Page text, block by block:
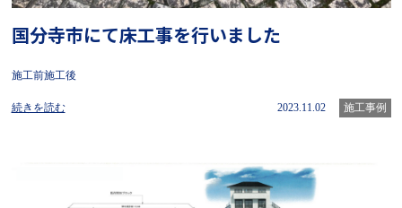
国分寺市にて床工事を行いました
施工前施工後
続きを読む 2023.11.02 施工事例